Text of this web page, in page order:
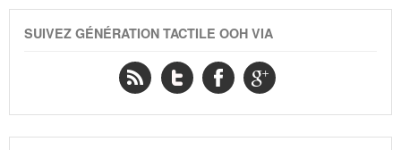
SUIVEZ GÉNÉRATION TACTILE OOH VIA